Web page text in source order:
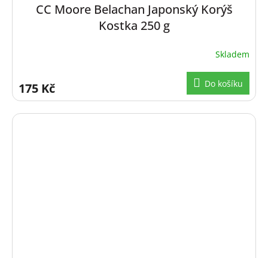
CC Moore Belachan Japonský Korýš
Kostka 250 g
Skladem
175 Kč Do košíku